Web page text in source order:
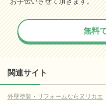
無料
関連サイト
外壁塗装・リフォームならヌリカエ